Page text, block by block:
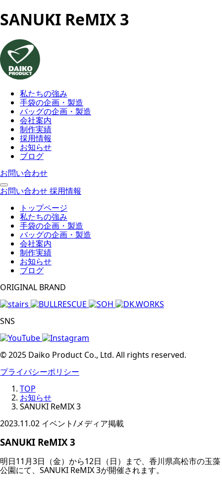
SANUKI ReMIX 3
私たちの強み
手袋の企画・製造
バッグの企画・製造
会社案内
制作実績
採用情報
お知らせ
ブログ
お問い合わせ
お問い合わせ採用情報
トップページ
私たちの強み
手袋の企画・製造
バッグの企画・製造
会社案内
制作実績
お知らせ
ブログ
ORIGINAL BRAND
SNS
© 2025 Daiko Product Co., Ltd. All rights reserved.
プライバシーポリシー
TOP
お知らせ
SANUKI ReMIX 3
2023.11.02 イベント/メディア掲載
SANUKI ReMIX 3
明日11月3日（金）から12日（日）まで、香川県高松市の玉藻
公園にて、SANUKI ReMIX 3が開催されます。